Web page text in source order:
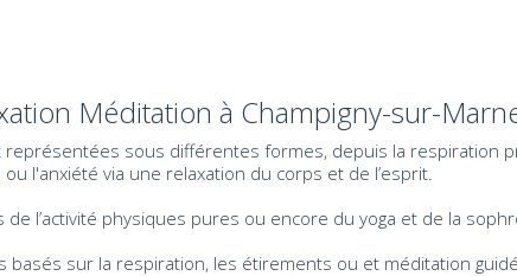
Méditation à Champigny-sur-
représentées sous différentes formes, depuis la respiration
l'anxiété via une relaxation du corps et de l’esprit.
de l’activité physiques pures ou encore du yoga et de la
basés sur la respiration, les étirements ou et méditation